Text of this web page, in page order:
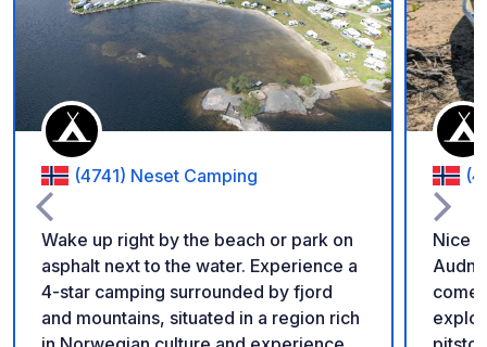
Add to your
(4741) Neset Camping
Wake up right by the beach or park on
asphalt next to the water. Experience a
4-star camping surrounded by fjord
and mountains, situated in a region rich
Nice
come